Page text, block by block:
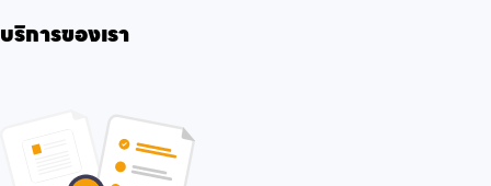
บริการของเรา